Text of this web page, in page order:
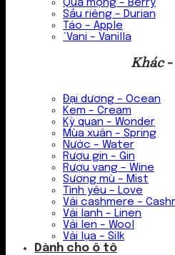
Quả mọng – Berry
Sầu riêng – Durian
Táo – Apple
`Vani – Vanilla
Khác
Đại dương – Ocean
Kem – Cream
Kỳ quan – Wonder
Mùa xuân – Spring
Nước – Water
Rượu gin – Gin
Rượu vang – Wine
Sương mù – Mist
Tình yêu – Love
Vải cashmere –
Vải lanh – Linen
Vải len – Wool
Vải lụa – Silk
Dành cho ô tô